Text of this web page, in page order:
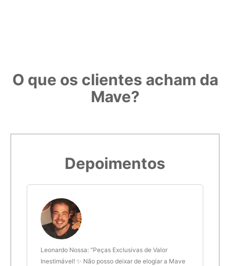
O que os clientes acham da
Mave?
Depoimentos
Leonardo Nossa: "Peças Exclusivas de Valor
Inestimável! ✨ Não posso deixar de elogiar a Mave